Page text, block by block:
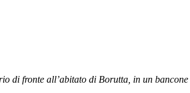
di fronte all’abitato di Borutta, in un